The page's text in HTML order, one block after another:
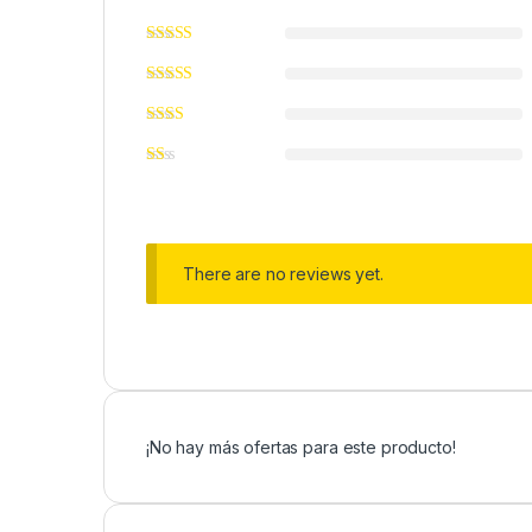
There are no reviews yet.
¡No hay más ofertas para este producto!